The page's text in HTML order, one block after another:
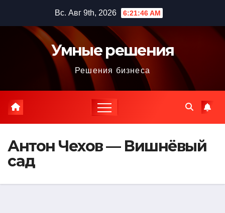
содержимому
Вс. Авг 9th, 2026 6:21:47 AM
Умные решения
Решения бизнеса
Антон Чехов — Вишнёвый
сад